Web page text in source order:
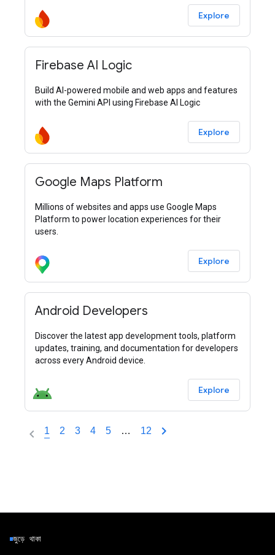
Explore
Firebase AI Logic
Build AI-powered mobile and web apps and features
with the Gemini API using Firebase AI Logic
Explore
Google Maps Platform
Millions of websites and apps use Google Maps
Platform to power location experiences for their
users.
Explore
Android Developers
Discover the latest app development tools, platform
updates, training, and documentation for developers
across every Android device.
Explore
1 2 3 4 5 … 12
জুড়ে থাকা